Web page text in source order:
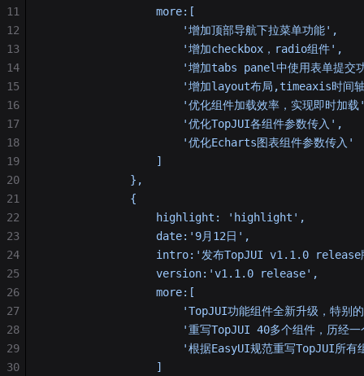
                 more:[
                     '增加顶部导航下拉菜单功能',
                     '增加checkbox，radio组件',
'增加tabs panel中使用表单提交
'增加layout布局,timeaxis时间
'优化组件加载效率，实现即时加载
                     '优化TopJUI各组件参数传入',
                     '优化Echarts图表组件参数传入'
                 ]
             },
             {
                 highlight: 'highlight',
                 date:'9月12日',
intro:'发布TopJUI v1.1.0 release
                 version:'v1.1.0 release',
                 more:[
'TopJUI功能组件全新升级，特别的
'重写TopJUI 40多个组件，历经一
'根据EasyUI规范重写TopJUI所有
                 ]
11
12
13
14
15
16
17
18
19
20
21
22
23
24
25
26
27
28
29
30